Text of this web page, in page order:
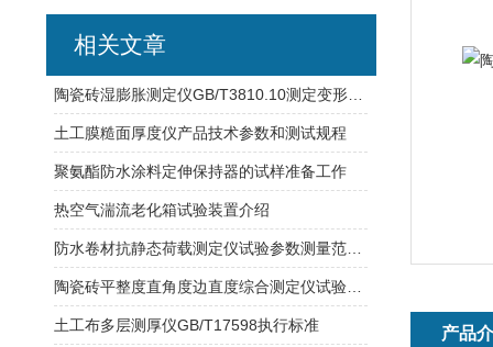
产品
相关文章
土工膜糙面厚度仪产品技术参数和测试规程
聚氨酯防水涂料定伸保持器的试样准备工作
热空气湍流老化箱试验装置介绍
土工布多层测厚仪GB/T17598执行标准